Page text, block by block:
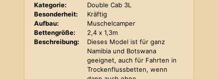
Kategorie:
Double Cab 3L
Besonderheit:
Kräftig
Aufbau:
Muschelcamper
Bettengröße:
2,4 x 1,3m
Beschreibung:
Dieses Model ist für ganz
Namibia und Botswana
geeignet, auch für Fahrten in
Trockenflussbetten, wenn